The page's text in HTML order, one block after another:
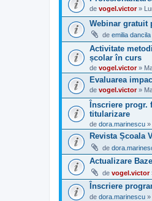
de vogel.victor»
Webinar gratuit
de emilia dancila
Activitate
școlar în curs
de vogel.victor»
Evaluarea
de vogel.victor»
Înscriere
titularizare
de dora.marinescu »
Revista Școala
de
Actualizare
de vogel.victor
Înscriere
de dora.marinescu »